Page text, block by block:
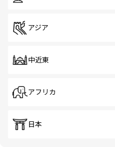
アジア
中近東
アフリカ
日本